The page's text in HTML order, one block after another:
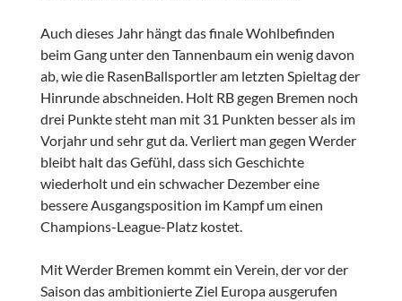
Auch dieses Jahr hängt das finale Wohlbefinden
beim Gang unter den Tannenbaum ein wenig davon
ab, wie die RasenBallsportler am letzten Spieltag der
Hinrunde abschneiden. Holt RB gegen Bremen noch
drei Punkte steht man mit 31 Punkten besser als im
Vorjahr und sehr gut da. Verliert man gegen Werder
bleibt halt das Gefühl, dass sich Geschichte
wiederholt und ein schwacher Dezember eine
bessere Ausgangsposition im Kampf um einen
Champions-League-Platz kostet.
Mit Werder Bremen kommt ein Verein, der vor der
Saison das ambitionierte Ziel Europa ausgerufen